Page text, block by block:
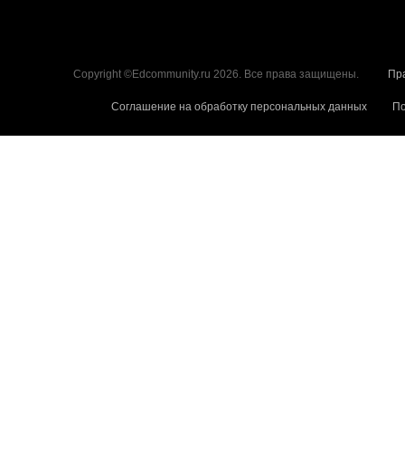
Copyright ©Edcommunity.ru 2026. Все права защищены.
Соглашение на обработку персональных данных